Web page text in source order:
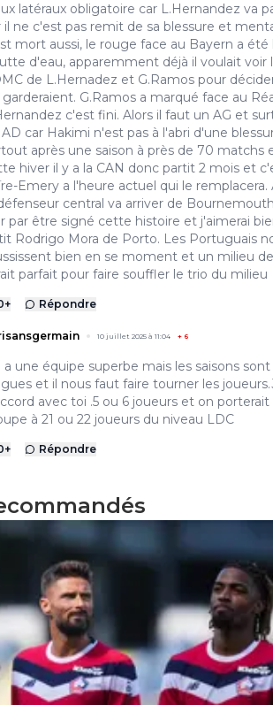
latéraux obligatoire car L.Hernandez va
il ne c'est pas remit de sa blessure et
mort aussi, le rouge face au Bayern a été
d'eau, apparemment déjà il voulait voir
de L.Hernadez et G.Ramos pour
garderaient. G.Ramos a marqué face au
c'est fini. Alors il faut un AG et
car Hakimi n'est pas à l'abri d'une
après une saison à près de 70 matchs
hiver il y a la CAN donc partit 2 mois et
Emery a l'heure actuel qui le remplacera.
central va arriver de
par être signé cette histoire et j'aimerai
Rodrigo Mora de Porto. Les Portuguais
bien en se moment et un milieu
parfait pour faire souffler le trio du milieu
+ Répondre
10 juillet 2025 à 11:04 + 6
a une équipe superbe mais les saisons sont
et il nous faut faire tourner les
avec toi .5 ou 6 joueurs et on
à 21 ou 22 joueurs du niveau LDC
+ Répondre